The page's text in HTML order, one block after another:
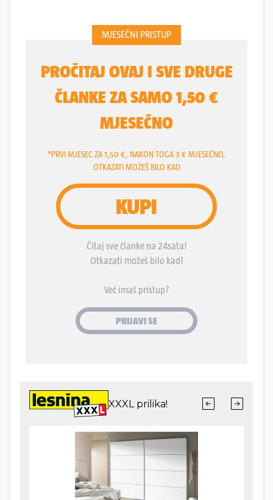
od razloga zbog čega je naša zemlja privlačna leži
u programu poticaja po kojem se od 2012. godine
nas tijekom snimanja potrošili.